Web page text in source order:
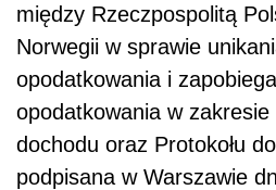
między Rzeczpospolitą
Norwegii w sprawie
opodatkowania i
opodatkowania w
dochodu oraz Protokołu
podpisana w Warszawie